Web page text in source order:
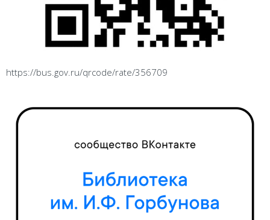
https://bus.gov.ru/qrcode/rate/356709